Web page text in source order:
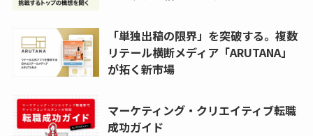
「単独出稿の限界」を突破する。複数
リテール横断メディア「ARUTANA」
が拓く新市場
マーケティング・クリエイティブ転職
成功ガイド